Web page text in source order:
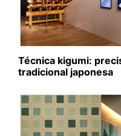
Técnica kigumi:
tradicional japonesa